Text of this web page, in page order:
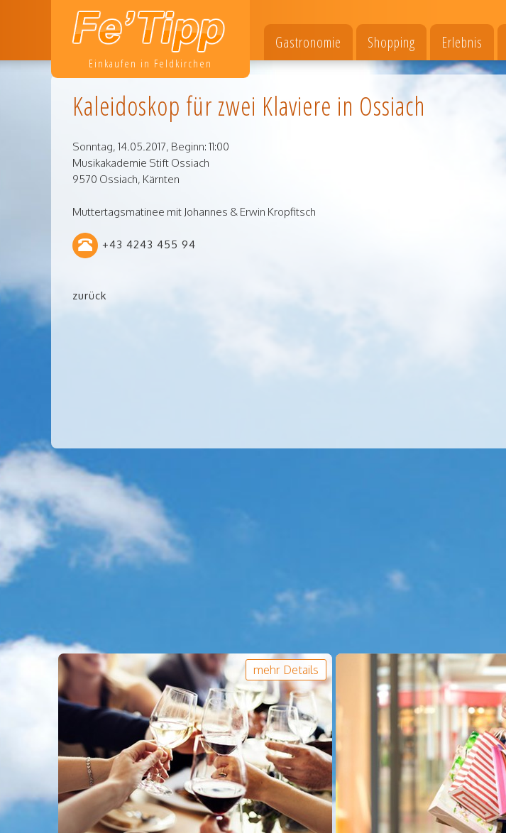
Einkaufen in Feldkirchen
Gastronomie Shopping Erlebnis
Kaleidoskop für zwei Klaviere in Ossiach
Sonntag, 14.05.2017, Beginn: 11:00
Musikakademie Stift Ossiach
9570 Ossiach, Kärnten
Muttertagsmatinee mit Johannes & Erwin Kropfitsch
+43 4243 455 94
zurück
mehr Details